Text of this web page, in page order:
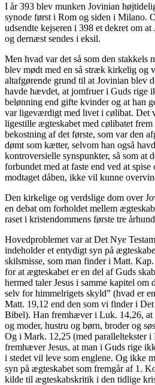
I år 393 blev munken Jovinian
synode først i Rom og siden i Milano.
udsendte kejseren i 398 et dekret om
og dernæst sendes i eksil.
Men hvad var det så som den stakkels
blev mødt med en så stræk kirkelig og
altafgørende grund til at Jovinian blev
havde hævdet, at jomfruer i Guds rige
belønning end gifte kvinder og at han
var ligeværdigt med livet i cølibat. Det
ligestille ægteskabet med cølibatet
bekostning af det første, som var den
dømt som kætter, selvom han også
kontroversielle synspunkter, så som at
forbundet med at faste end ved at
modtaget dåben, ikke vil kunne
Den kirkelige og verdslige dom over
en debat om forholdet mellem
raset i kristendommens første tre
Hovedproblemet var at Det Nye
indeholder et entydigt syn på
skilsmisse, som man finder i Matt.
for at ægteskabet er en del af Guds
hermed taler Jesus i samme kapitel om
selv for himmelrigets skyld” (hvad er
Matt. 19,12 end den som vi finder i
Bibel). Han fremhæver i Luk. 14,26, at
og moder, hustru og børn, broder og
Og i Mark. 12,25 (med paralleltekster
fremhæver Jesus, at man i Guds rige
i stedet vil leve som englene. Og ikke
syn på ægteskabet som fremgår af 1.
kilde til ægteskabskritik i den tidlige